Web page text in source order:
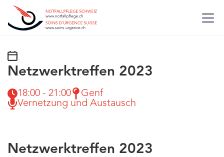
Netzwerktreffen 2023
18:00 - 21:00
Genf
Vernetzung und Austausch
Netzwerktreffen 2023